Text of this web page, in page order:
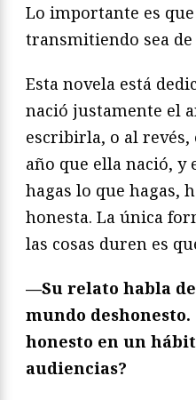
Lo importante es
transmitiendo sea de
Esta novela está
nació justamente el
escribirla, o al
año que ella nació, y
hagas lo que hagas,
honesta. La única
las cosas duren es
—Su relato habla
mundo deshonesto.
honesto en un
audiencias?